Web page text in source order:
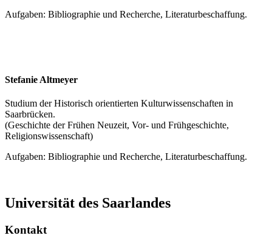
Aufgaben: Bibliographie und Recherche, Literaturbeschaffung.
Stefanie Altmeyer
Studium der Historisch orientierten Kulturwissenschaften in
Saarbrücken.
(Geschichte der Frühen Neuzeit, Vor- und Frühgeschichte,
Religionswissenschaft)
Aufgaben: Bibliographie und Recherche, Literaturbeschaffung.
Universität des Saarlandes
Kontakt